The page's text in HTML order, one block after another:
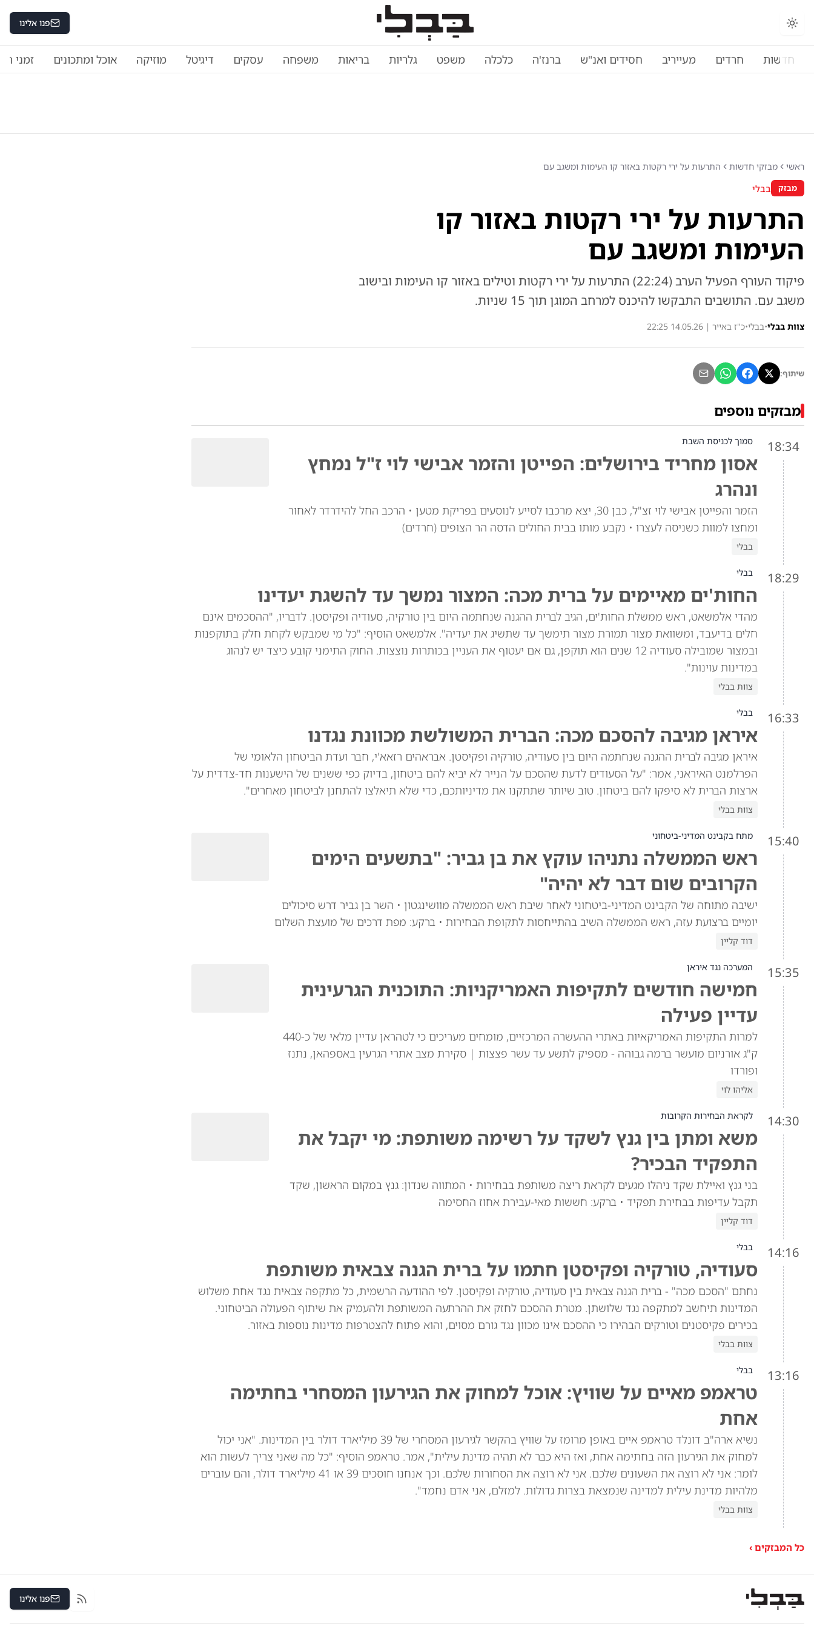
פנו אלינו
חדשות חרדים מעייריב חסידים ואנ"ש ברנז'ה כלכלה משפט גלריות בריאות משפחה עסקים דיגיטל מוזיקה אוכל ומתכונים זמני
ראשי מבזקי חדשות התרעות על ירי רקטות באזור קו העימות ומשגב עם
מבזק בבלי
התרעות על ירי רקטות באזור קו
העימות ומשגב עם
פיקוד העורף הפעיל הערב (22:24) התרעות על ירי רקטות וטילים באזור קו העימות ובישוב
משגב עם. התושבים התבקשו להיכנס למרחב המוגן תוך 15 שניות.
צוות בבלי•בבלי•כ"ז באייר | 14.05.26 22:25
שיתוף:
מבזקים נוספים
18:34 סמוך לכניסת השבת
אסון מחריד בירושלים: הפייטן והזמר אבישי לוי ז"ל נמחץ
ונהרג
הזמר והפייטן אבישי לוי זצ"ל, כבן 30, יצא מרכבו לסייע לנוסעים בפריקת מטען • הרכב החל להידרדר לאחור
ומחצו למוות כשניסה לעצרו • נקבע מותו בבית החולים הדסה הר הצופים (חרדים)
בבלי
18:29 בבלי
החות'ים מאיימים על ברית מכה: המצור נמשך עד להשגת יעדינו
מהדי אלמשאט, ראש ממשלת החות'ים, הגיב לברית ההגנה שנחתמה היום בין טורקיה, סעודיה ופקיסטן. לדבריו, "ההסכמים אינם
חלים בדיעבד, ומשוואת מצור תמורת מצור תימשך עד שתשיג את יעדיה". אלמשאט הוסיף: "כל מי שמבקש לקחת חלק בתוקפנות
ובמצור שמובילה סעודיה 12 שנים הוא תוקפן, גם אם יעטוף את העניין בכותרות נוצצות. החוק התימני קובע כיצד יש לנהוג
במדינות עוינות".
צוות בבלי
16:33 בבלי
איראן מגיבה להסכם מכה: הברית המשולשת מכוונת נגדנו
איראן מגיבה לברית ההגנה שנחתמה היום בין סעודיה, טורקיה ופקיסטן. אבראהים רזאא'י, חבר ועדת הביטחון הלאומי של
הפרלמנט האיראני, אמר: "על הסעודים לדעת שהסכם על הנייר לא יביא להם ביטחון, בדיוק כפי ששנים של הישענות חד-צדדית על
ארצות הברית לא סיפקו להם ביטחון. טוב שיותר שתתקנו את מדיניותכם, כדי שלא תיאלצו להתחנן לביטחון מאחרים".
צוות בבלי
15:40 מתח בקבינט המדיני-ביטחוני
ראש הממשלה נתניהו עוקץ את בן גביר: "בתשעים הימים
הקרובים שום דבר לא יהיה"
ישיבה מתוחה של הקבינט המדיני-ביטחוני לאחר שיבת ראש הממשלה מוושינגטון • השר בן גביר דרש סיכולים
יומיים ברצועת עזה, ראש הממשלה השיב בהתייחסות לתקופת הבחירות • ברקע: מפת דרכים של מועצת השלום
דוד קליין
15:35 המערכה נגד איראן
חמישה חודשים לתקיפות האמריקניות: התוכנית הגרעינית
עדיין פעילה
למרות התקיפות האמריקאיות באתרי ההעשרה המרכזיים, מומחים מעריכים כי לטהראן עדיין מלאי של כ-440
ק"ג אורניום מועשר ברמה גבוהה - מספיק לתשע עד עשר פצצות | סקירת מצב אתרי הגרעין באספהאן, נתנז
ופורדו
אליהו לוי
14:30 לקראת הבחירות הקרובות
משא ומתן בין גנץ לשקד על רשימה משותפת: מי יקבל את
התפקיד הבכיר?
בני גנץ ואיילת שקד ניהלו מגעים לקראת ריצה משותפת בבחירות • המתווה שנדון: גנץ במקום הראשון, שקד
תקבל עדיפות בבחירת תפקיד • ברקע: חששות מאי-עבירת אחוז החסימה
דוד קליין
14:16 בבלי
סעודיה, טורקיה ופקיסטן חתמו על ברית הגנה צבאית משותפת
נחתם "הסכם מכה" - ברית הגנה צבאית בין סעודיה, טורקיה ופקיסטן. לפי ההודעה הרשמית, כל מתקפה צבאית נגד אחת משלוש
המדינות תיחשב למתקפה נגד שלושתן. מטרת ההסכם לחזק את ההרתעה המשותפת ולהעמיק את שיתוף הפעולה הביטחוני.
בכירים פקיסטנים וטורקים הבהירו כי ההסכם אינו מכוון נגד גורם מסוים, והוא פתוח להצטרפות מדינות נוספות באזור.
צוות בבלי
13:16 בבלי
טראמפ מאיים על שוויץ: אוכל למחוק את הגירעון המסחרי בחתימה
אחת
נשיא ארה"ב דונלד טראמפ איים באופן מרומז על שוויץ בהקשר לגירעון המסחרי של 39 מיליארד דולר בין המדינות. "אני יכול
למחוק את הגירעון הזה בחתימה אחת, ואז היא כבר לא תהיה מדינת עילית", אמר. טראמפ הוסיף: "כל מה שאני צריך לעשות הוא
לומר: אני לא רוצה את השעונים שלכם. אני לא רוצה את הסחורות שלכם. וכך אנחנו חוסכים 39 או 41 מיליארד דולר, והם עוברים
מלהיות מדינת עילית למדינה שנמצאת בצרות גדולות. למזלם, אני אדם נחמד".
צוות בבלי
כל המבזקים ›
RSS פנו אלינו